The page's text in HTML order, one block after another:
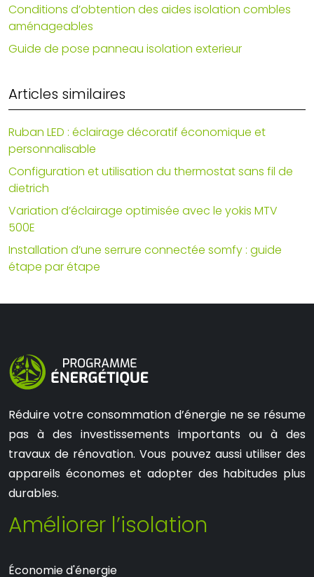
Conditions d’obtention des aides isolation combles
aménageables
Guide de pose panneau isolation exterieur
Articles similaires
Ruban LED : éclairage décoratif économique et
personnalisable
Configuration et utilisation du thermostat sans fil de
dietrich
Variation d’éclairage optimisée avec le yokis MTV
500E
Installation d’une serrure connectée somfy : guide
étape par étape
Réduire votre consommation d’énergie ne se résume
pas à des investissements importants ou à des
travaux de rénovation. Vous pouvez aussi utiliser des
appareils économes et adopter des habitudes plus
durables.
Améliorer l’isolation
Économie d'énergie